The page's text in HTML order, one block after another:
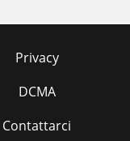
Privacy
DCMA
Contattarci